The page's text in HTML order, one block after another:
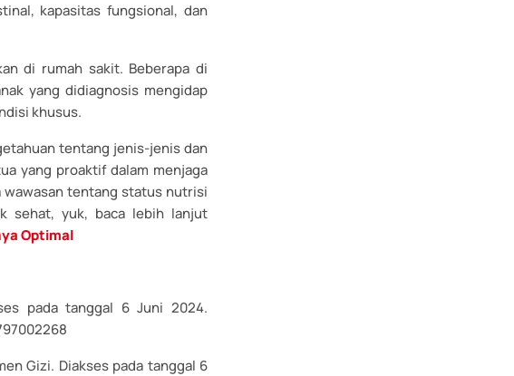
kapasitas fungsional, dan
di rumah sakit. Beberapa di
yang didiagnosis mengidap
khusus.
tentang jenis-jenis dan
yang proaktif dalam menjaga
wawasan tentang status nutrisi
sehat, yuk, baca lebih lanjut
Optimal
pada tanggal 6 Juni 2024.
Gizi. Diakses pada tanggal 6